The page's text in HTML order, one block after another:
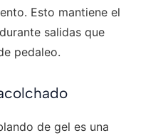
Esto mantiene el
salidas que
pedaleo.
de gel es una